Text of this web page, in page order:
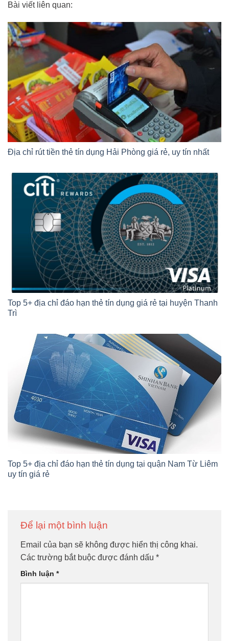
Bài viết liên quan:
Địa chỉ rút tiền thẻ tín dụng Hải Phòng giá rẻ, uy tín nhất
Top 5+ địa chỉ đáo hạn thẻ tín dụng giá rẻ tại huyện Thanh
Trì
Top 5+ địa chỉ đáo hạn thẻ tín dụng tại quận Nam Từ Liêm
uy tín giá rẻ
Để lại một bình luận
Email của bạn sẽ không được hiển thị công khai.
Các trường bắt buộc được đánh dấu *
Bình luận *